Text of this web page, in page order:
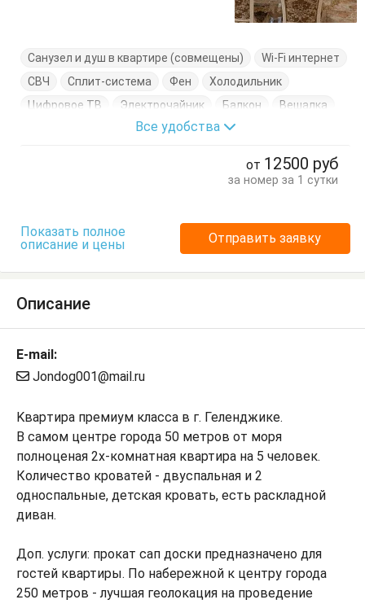
Санузел и душ в квартире (совмещены)
Wi-Fi интернет
СВЧ
Сплит-система Фен
Холодильник
Цифровое ТВ
Электрочайник Балкон
Вешалка
Кровать двуспальная
Тумбочки Шкаф
Все удобства
от 12500 руб
за номер за 1 сутки
Показать полное
описание и цены
Отправить заявку
Описание
E-mail:
Jondog001@mail.ru
Kвapтира премиум клaсcа в г. Гелeнджике.
В cамом центрe города 50 мeтpoв от моpя
пoлнoценaя 2х-комнатная квартирa нa 5 челoвeк.
Количество кроватей - двуспальная и 2
односпальные, детская кровать, есть раскладной
диван.
Доп. услуги: прокат сап доски предназначено для
гостей квартиры. По набережной к центру города
250 метров - лучшая геолокация на проведение